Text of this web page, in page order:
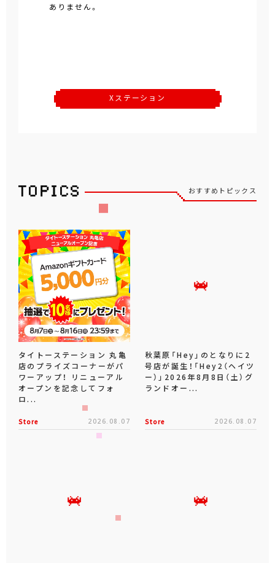
ありません。
Xステーション
おすすめトピックス
タイトーステーション 丸亀
店のプライズコーナーがパ
ワーアップ！ リニューアル
オープンを記念してフォ
ロ...
Store 2026.08.07
秋葉原「Hey」のとなりに2
号店が誕生！「Hey2（ヘイツ
ー）」2026年8月8日（土）グ
ランドオー...
Store 2026.08.07